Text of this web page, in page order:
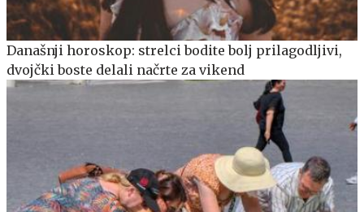
Današnji horoskop: strelci bodite bolj prilagodljivi,
dvojčki boste delali načrte za vikend